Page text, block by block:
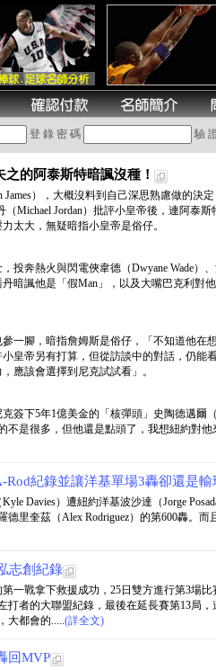
登 錄 密 碼 驗
的阿泰斯特暗諷沒種！
），大概沒料到自己深思熟慮做的決
（Michael Jordan）批評小皇帝後，連阿泰
太大，無疑暗指小皇帝是俗仔。
投奔熱火與閃電俠韋德（Dwyane Wade）
暗諷他是「假Man」，以及大嘴巴克利對
一腳，暗指詹姆斯是俗仔，「不知道他在
皇帝另有打算，但從訪談中的對話，仍能
應該會選擇到尼克試試看」。
簽下5年1億美金的「核彈頭」史陶德邁爾
不是很多，但他還是點頭了，我想紐約對
Rod紀錄並讓洋基單場3轟卻還是輸
Davies）遭紐約洋基波沙達（Jorge
里奎茲（Alex Rodriguez）的第600轟。
志創紀錄
一戰拿下救援成功，25日雙方進行第3場
打者的大聯盟紀錄，最後在延長賽第13局
大都會的.....(詳全文)
回MVP